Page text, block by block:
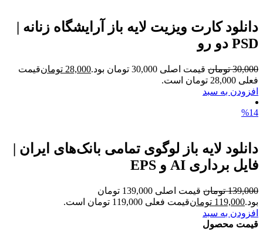
دانلود کارت ویزیت لایه باز آرایشگاه زنانه |
PSD دو رو
30,000 تومان قیمت اصلی 30,000 تومان بود. 28,000 تومانقیمت
فعلی 28,000 تومان است.
افزودن به سبد
%14
دانلود لایه باز لوگوی تمامی بانک‌های ایران |
فایل برداری AI و EPS
139,000 تومان
قیمت اصلی 139,000 تومان
بود.119,000 تومانقیمت فعلی 119,000 تومان است.
افزودن به سبد
قیمت محصول